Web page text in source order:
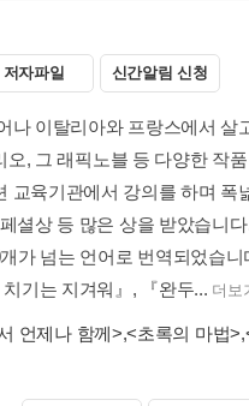
저자파일 신간알림 신청
나 이탈리아와 프랑스에서 살
오, 그 래픽노블 등 다양한 작
교육기관에서 강의를 하며 폭
셜상 등 많은 상을 받았습니
가 넘는 언어로 번역되었습
기는 지겨워』, 『완두... 더보
언제나 함께>,<초록의 마법>,